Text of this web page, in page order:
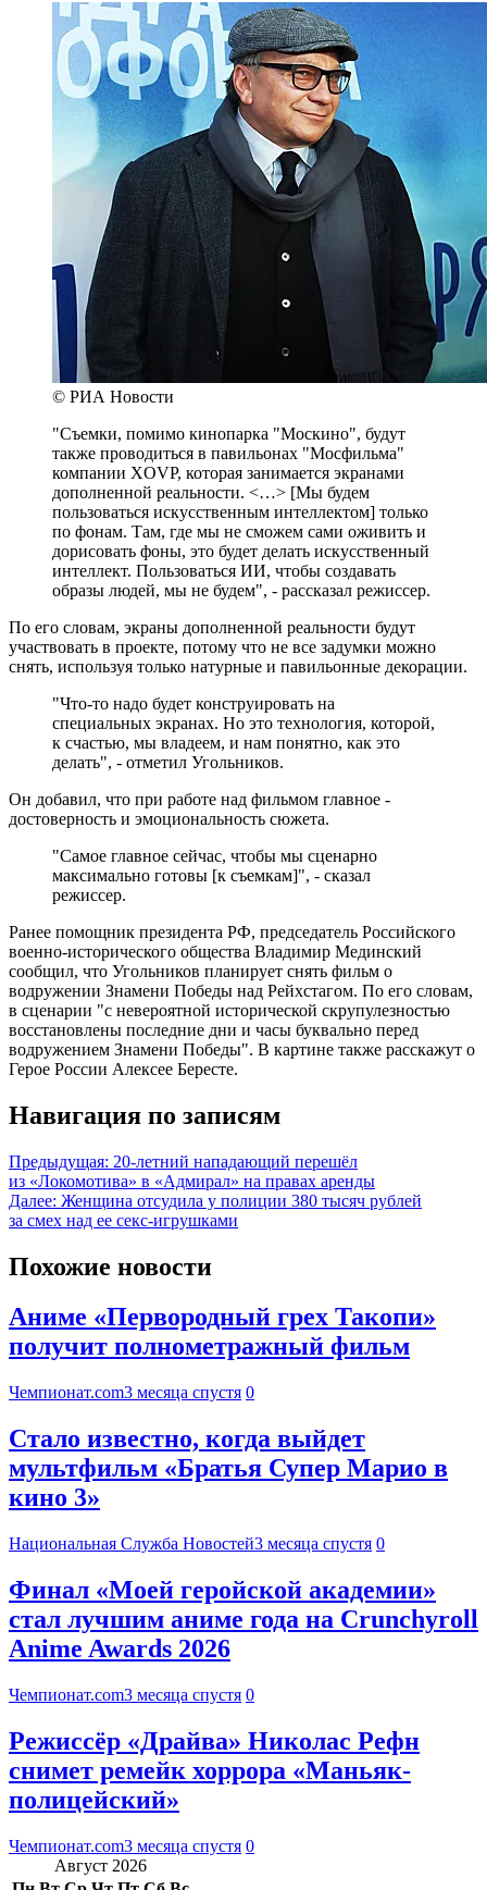
© РИА Новости
"Съемки, помимо кинопарка "Москино", будут
также проводиться в павильонах "Мосфильма"
компании XOVP, которая занимается экранами
дополненной реальности. <…> [Мы будем
пользоваться искусственным интеллектом] только
по фонам. Там, где мы не сможем сами оживить и
дорисовать фоны, это будет делать искусственный
интеллект. Пользоваться ИИ, чтобы создавать
образы людей, мы не будем", - рассказал режиссер.
По его словам, экраны дополненной реальности будут
участвовать в проекте, потому что не все задумки можно
снять, используя только натурные и павильонные декорации.
"Что-то надо будет конструировать на
специальных экранах. Но это технология, которой,
к счастью, мы владеем, и нам понятно, как это
делать", - отметил Угольников.
Он добавил, что при работе над фильмом главное -
достоверность и эмоциональность сюжета.
"Самое главное сейчас, чтобы мы сценарно
максимально готовы [к съемкам]", - сказал
режиссер.
Ранее помощник президента РФ, председатель Российского
военно-исторического общества Владимир Мединский
сообщил, что Угольников планирует снять фильм о
водружении Знамени Победы над Рейхстагом. По его словам,
в сценарии "с невероятной исторической скрупулезностью
восстановлены последние дни и часы буквально перед
водружением Знамени Победы". В картине также расскажут о
Герое России Алексее Бересте.
Навигация по записям
Предыдущая: 20-летний нападающий перешёл
из «Локомотива» в «Адмирал» на правах аренды
Далее: Женщина отсудила у полиции 380 тысяч рублей
за смех над ее секс-игрушками
Похожие новости
Аниме «Первородный грех Такопи»
получит полнометражный фильм
Чемпионат.com3 месяца спустя 0
Стало известно, когда выйдет
мультфильм «Братья Супер Марио в
кино 3»
Национальная Служба Новостей3 месяца спустя 0
Финал «Моей геройской академии»
стал лучшим аниме года на Crunchyroll
Anime Awards 2026
Чемпионат.com3 месяца спустя 0
Режиссёр «Драйва» Николас Рефн
снимет ремейк хоррора «Маньяк-
полицейский»
Чемпионат.com3 месяца спустя 0
Август 2026